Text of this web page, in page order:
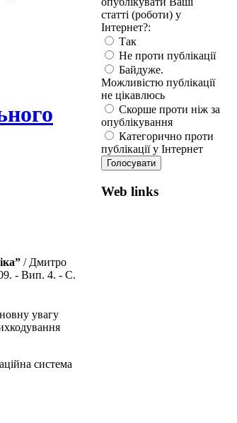
/ Дмитро
- Вип. 4. - С.
увагу
система
статті (роботи) у
Інтернет?:
Так
Не проти публікації
Байдуже.
Можливістю публікації
не цікавлюсь
Скорше проти ніж за
опублікування
Категорично проти
публікації у Інтернет
Web links